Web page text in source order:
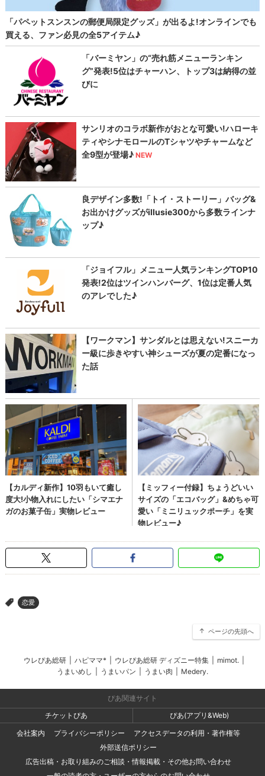
> 恋愛
ページの先頭へ
ウレぴあ総研 ハピママ* ウレぴあ総研 ディズニー特集 mimot.
うまいめし
うまいパン うまい肉 Medery.
ぴあ関連サイト
チケットぴあ
ぴあ(アプリ&Web)
会社案内
プライバシーポリシー
アクセスデータの利用・著作権等
外部送信ポリシー
広告出稿・お取り組みのご相談・情報掲載・その他お問い合わせ